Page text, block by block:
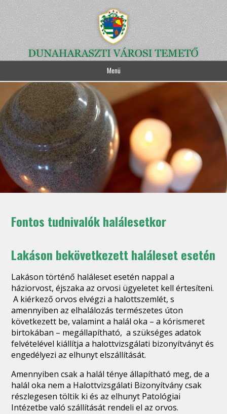
Menü
Fontos tudnivalók halálesetkor
Lakáson bekövetkezett haláleset esetén
Lakáson történő haláleset esetén nappal a
háziorvost, éjszaka az orvosi ügyeletet kell értesíteni.
A kiérkező orvos elvégzi a halottszemlét, s
amennyiben az elhalálozás természetes úton
következett be, valamint a halál oka – a kórismeret
birtokában – megállapítható, a szükséges adatok
felvételével kiállítja a halottvizsgálati bizonyítványt és
engedélyezi az elhunyt elszállítását.
Amennyiben csak a halál ténye állapítható meg, de a
halál oka nem a Halottvizsgálati Bizonyítvány csak
részlegesen töltik ki és az elhunyt Patológiai
Intézetbe való szállítását rendeli el az orvos.